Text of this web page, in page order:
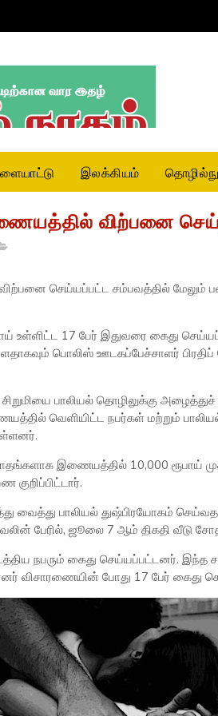
இலக்கியம்
விற்பனை
செய்யப்பட்ட சம்பவத்தில் மேலும்
உள்ளிட்ட 17 பேர் இதுவரை கைது
பொலிஸ் ஊடகப்பேச்சாளர்
பாலியல் தொழிலுக்கு
வெளியிட்ட நபர்கள் மற்றும்
மாதங்களாக இணையத்தில் 10,000 ரூபாய்
வைத்து பாலியல் துஷ்பிரயோகம்
பேரில், ஜூலை 7 ஆம் திகதி வீடு
நபரும் கைது செய்யப்பட்டனர்.
விசாரணையின் போது 17 பேர் கைது